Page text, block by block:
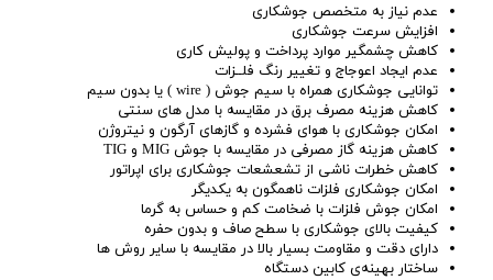
عدم نیاز به متخصص جوشکاری
افزایش سرعت جوشکاری
کاهش چشمگیر موارد پرداخت و پولیش کاری
عدم ایجاد اعوجاج و تغییر رنگ فلــزات
توانایی جوشکاری همراه با سیم جوش ( wire ) یا بدون سیم
کاهش هزینه مصرف برق در مقایسه با مدل های سنتی
امکان جوشکاری با هوای فشرده و گازهای آرگون و نیتروژن
کاهش هزینه گاز مصرفی در مقایسه با جوش MIG و TIG
کاهش خطرات ناشی از تشعشعات جوشکاری برای اپراتور
امکان جوشکاری فلزات ناهمگون به یکدیگر
امکان جوش فلزات با ضخامت کم و حساس به گرما
کیفیت بالای جوشکاری با سطح صاف و بدون حفره
دارای دقت و مقاومت بسیار بالا در مقایسه با سایر روش ها
ساختار بهینه‌ی کابین دستگاه